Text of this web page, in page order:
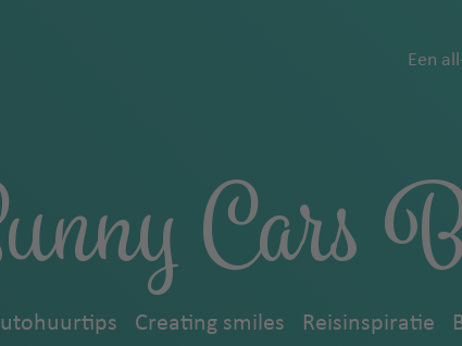
Een
Cars
Creating smiles Reisinspiratie